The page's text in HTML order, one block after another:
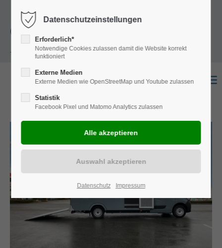
+49
(0)251 322 631
- 0
Datenschutzeinstellungen
Erforderlich*
Notwendige Cookies zulassen damit die Website korrekt
funktioniert
Externe Medien
Externe Medien wie OpenStreetMap und Youtube zulassen
Statistik
Facebook Pixel und Matomo Analytics zulassen
Datenschutz Impressum